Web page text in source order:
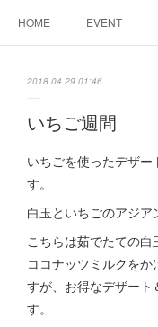
HOME EVENT
2018.04.29 01:46
いちご週間
いちごを使ったデザ
す。
白玉といちごのアジア
こちらは茹でたての
ココナッツミルクを
すが、お得なデザー
す。